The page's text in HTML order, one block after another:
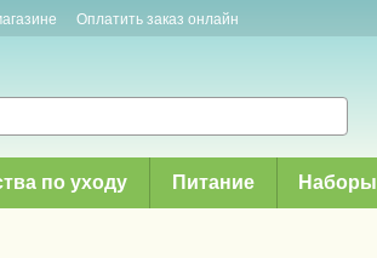
Оплатить заказ онлайн
по уходу Питание Наборы